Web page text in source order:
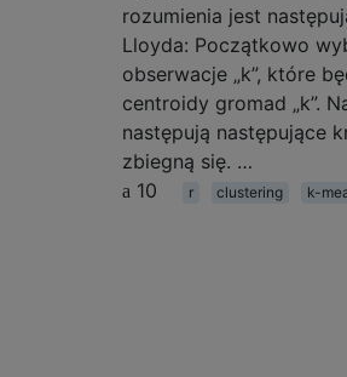
rozumienia jest
Lloyda: Początkowo
obserwacje „k”, które
centroidy gromad „k”.
następują następujące
zbiegną się. …
10
r clustering k-